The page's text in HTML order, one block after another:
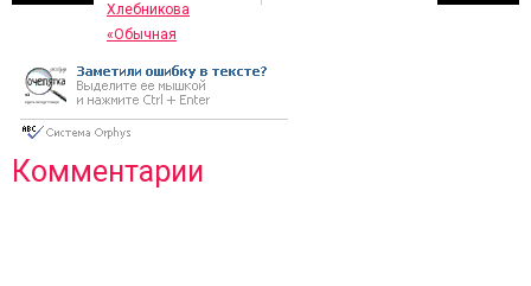
Хлебникова
«Обычная
Комментарии